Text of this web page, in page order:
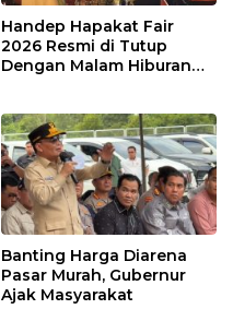
Handep Hapakat Fair
2026 Resmi di Tutup
Dengan Malam Hiburan
Banting Harga Diarena
Pasar Murah, Gubernur
Ajak Masyarakat